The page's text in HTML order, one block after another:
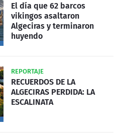
El día que 62 barcos
vikingos asaltaron
Algeciras y terminaron
huyendo
REPORTAJE
RECUERDOS DE LA
ALGECIRAS PERDIDA: LA
ESCALINATA